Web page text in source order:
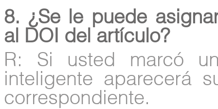
8. ¿Se le puede
al DOI del artículo?
R: Si usted marcó
inteligente aparecerá
correspondiente.